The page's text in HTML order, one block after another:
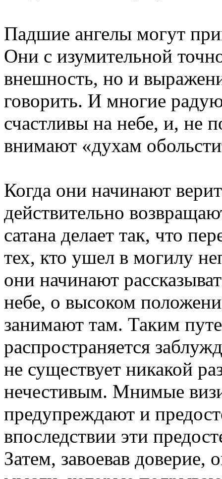
Падшие ангелы могут
Они с изумительной
внешность, но и
говорить. И многие
счастливы на небе, и, не
внимают «духам
Когда они начинают
действительно
сатана делает так, что
тех, кто ушел в могилу
они начинают
небе, о высоком
занимают там. Таким
распространяется
не существует никакой
нечестивым. Мнимые
предупреждают и
впоследствии эти
Затем, завоевав доверие,